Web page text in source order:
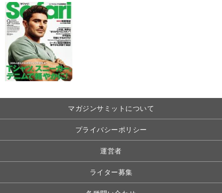
マガジンサミットについて
プライバシーポリシー
運営者
ライター募集